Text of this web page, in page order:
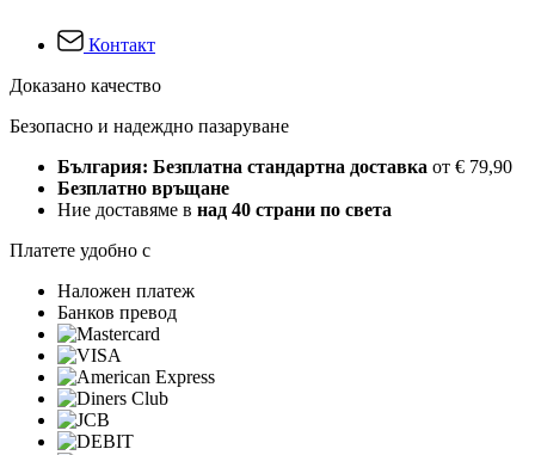
Контакт
Доказано качество
Безопасно и надеждно пазаруване
България: Безплатна стандартна доставка от € 79,90
Безплатно връщане
Ние доставяме в над 40 страни по света
Платете удобно с
Наложен платеж
Банков превод